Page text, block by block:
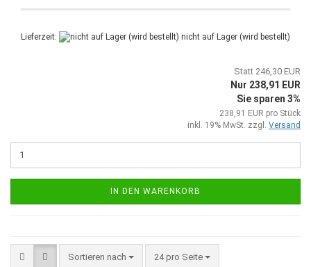
Lieferzeit: nicht auf Lager (wird bestellt)
Statt 246,30 EUR
Nur 238,91 EUR
Sie sparen 3%
238,91 EUR pro Stück
inkl. 19% MwSt. zzgl. Versand
IN DEN WARENKORB
Sortieren nach
Sortieren nach 24 pro Seite
pro Seite